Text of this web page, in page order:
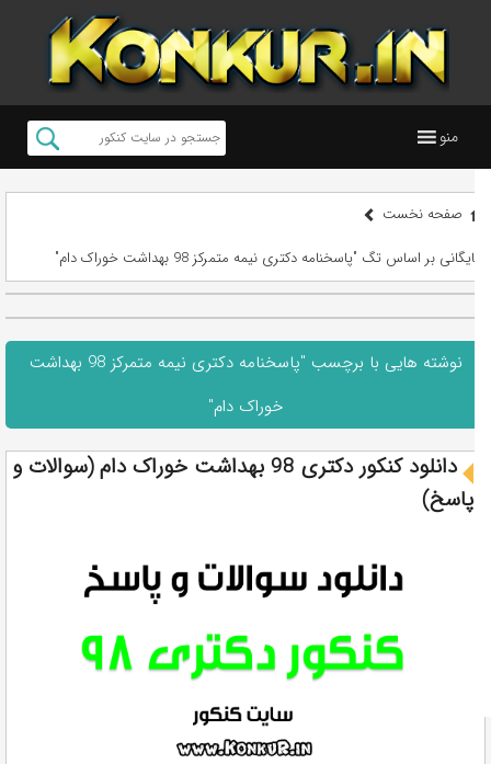
منو
صفحه نخست
بایگانی بر اساس تگ "پاسخنامه دکتری نیمه متمرکز 98 بهداشت خوراک دام"
نوشته هایی با برچسب "پاسخنامه دکتری نیمه متمرکز 98 بهداشت
خوراک دام"
دانلود کنکور دکتری 98 بهداشت خوراک دام (سوالات و
پاسخ)